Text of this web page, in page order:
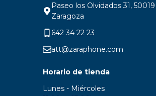
Paseo los Olvidados 31, 50019
Zaragoza
642 34 22 23
att@zaraphone.com
Horario de tienda
Lunes - Miércoles